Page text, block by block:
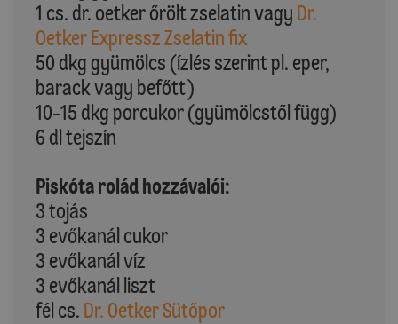
1 cs. dr. oetker őrölt zselatin vagy Dr.
Oetker Expressz Zselatin fix
50 dkg gyümölcs (ízlés szerint pl. eper,
barack vagy befőtt)
10-15 dkg porcukor (gyümölcstől függ)
6 dl tejszín
Piskóta rolád hozzávalói:
3 tojás
3 evőkanál cukor
3 evőkanál víz
3 evőkanál liszt
fél cs. Dr. Oetker Sütőpor